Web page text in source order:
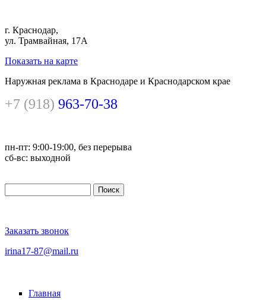
г. Краснодар,
ул. Трамвайная, 17А
Показать на карте
Наружная реклама в Краснодаре и Краснодарском крае
+7 (918) 963-70-38
пн-пт: 9:00-19:00, без перерыва
сб-вс: выходной
Форма поиска
Заказать звонок
irina17-87@mail.ru
Главная